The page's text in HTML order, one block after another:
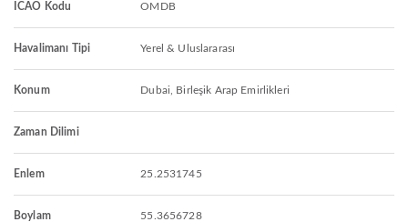
ICAO Kodu OMDB
Havalimanı Tipi Yerel & Uluslararası
Konum Dubai, Birleşik Arap Emirlikleri
Zaman Dilimi
Enlem 25.2531745
Boylam 55.3656728